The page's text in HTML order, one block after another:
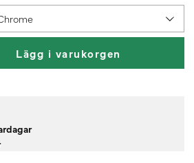
Lägg i varukorgen